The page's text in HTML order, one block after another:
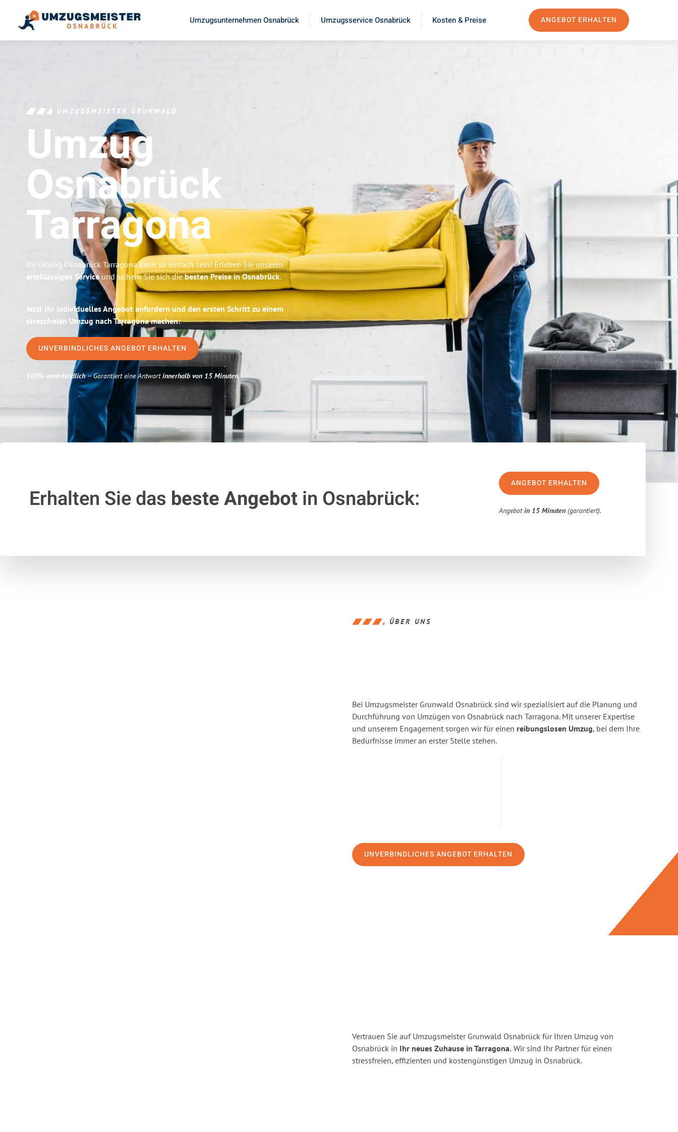
Umzugsunternehmen Osnabrück Umzugsservice Osnabrück Kosten & Preise ANGEBOT ERHALTEN
UMZUGSMEISTER GRUNWALD
Umzug
Osnabrück
Tarragona
Ihr Umzug Osnabrück Tarragona kann so einfach sein! Erleben Sie unseren
erstklassigen Serviceund sichern Sie sich diebesten Preise in Osnabrück.
Jetzt Ihr individuelles Angebot anfordern und den ersten Schritt zu einem
stressfreien Umzug nach Tarragona machen:
UNVERBINDLICHES ANGEBOT ERHALTEN
100% unverbindlich– Garantiert eine Antwortinnerhalb von 15 Minuten.
Erhalten Sie das beste Angebotin Osnabrück:
ANGEBOT ERHALTEN
Angebotin 15 Minuten (garantiert).
ÜBER UNS
Bei Umzugsmeister Grunwald Osnabrück sind wir spezialisiert auf die Planung und
Durchführung von Umzügen von Osnabrück nach Tarragona. Mit unserer Expertise
und unserem Engagement sorgen wir für einen reibungslosen Umzug, bei dem Ihre
Bedürfnisse immer an erster Stelle stehen.
UNVERBINDLICHES ANGEBOT ERHALTEN
Vertrauen Sie auf Umzugsmeister Grunwald Osnabrück für Ihren Umzug von
Osnabrück in Ihr neues Zuhause in Tarragona. Wir sind Ihr Partner für einen
stressfreien, effizienten und kostengünstigen Umzug in Osnabrück.